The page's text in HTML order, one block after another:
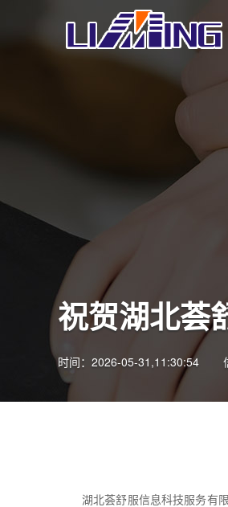
祝贺湖北荟
时间：2026-05-31,11:30:54
湖北荟舒服信息科技服务有